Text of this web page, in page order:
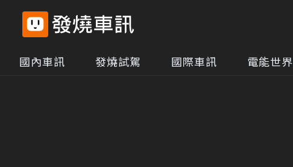
國內車訊 發燒試駕 國際車訊 電能世界